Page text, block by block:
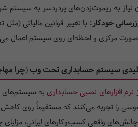
نیاز به ریموت‌زدن‌های پردردسر به سیستم
خودکار: با تغییر قوانین مالیاتی
مرکزی و لحظه‌ای روی سیستم اعمال
سیستم حسابداری تحت وب (چرا
نرم‌ افزارهای نصبی حسابداریبه سیستم‌های
را تجربه می‌کنند که مستقیماً روی
واقعی کسب‌وکارهای ایرانی،